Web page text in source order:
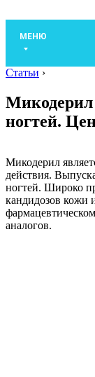
МЕНЮ
Статьи ›
Микодерил
ногтей.
Микодерил
действия.
ногтей. Широко
кандидозов кожи
аналогов.